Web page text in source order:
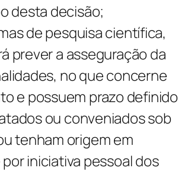
desta decisão;
de pesquisa científica,
prever a asseguração da
no que concerne
e possuem prazo definido
ou conveniados sob
tenham origem em
iniciativa pessoal dos